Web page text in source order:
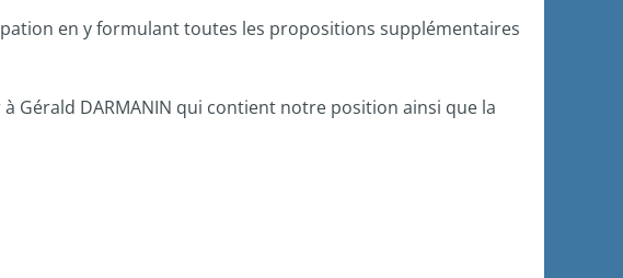
en y formulant toutes les propositions supplémentaires
Gérald DARMANIN qui contient notre position ainsi que la